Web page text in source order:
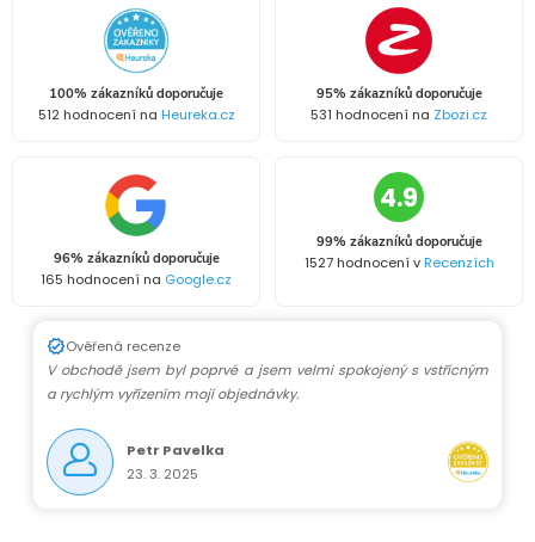
100% zákazníků doporučuje
512 hodnocení na Heureka.cz
95% zákazníků doporučuje
531 hodnocení na Zbozi.cz
96% zákazníků doporučuje
165 hodnocení na Google.cz
4.9
99% zákazníků doporučuje
1527 hodnocení vRecenzích
Ověřená recenze
V obchodě jsem byl poprvé a jsem velmi spokojený s vstřícným
a rychlým vyřízením mojí objednávky.
Petr Pavelka
23. 3. 2025